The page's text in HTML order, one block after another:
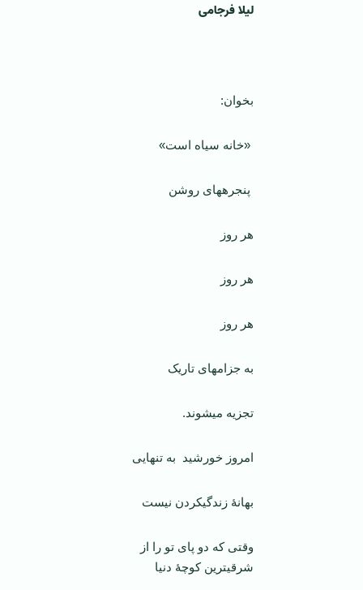
لیلا فرجامی
بخوان:
«خانه سیاه است»
پنجره­های روشن
هر روز
هر روز
هر روز
به جزام­های تاریک
تجزیه می­شوند.
امروز خورشید به تنهایی
بهانۀ زندگی­کردن نیست
وقتی که دو پای تو را از
شرقی­ترین کوچۀ دنیا